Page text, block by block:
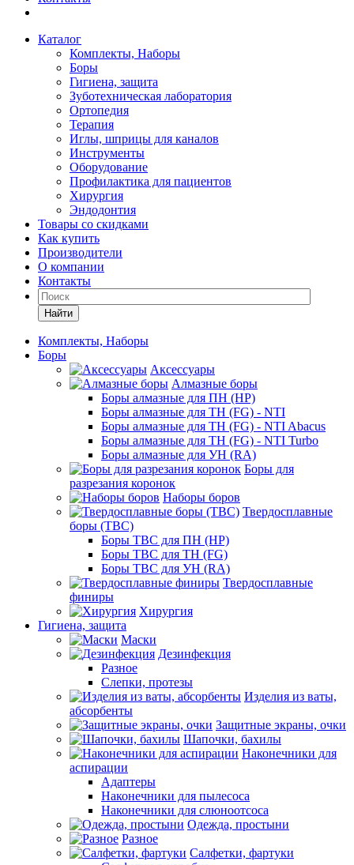
Каталог
Комплекты, Наборы
Боры
Гигиена, защита
Зуботехническая лаборатория
Ортопедия
Терапия
Иглы, шприцы для каналов
Инструменты
Оборудование
Профилактика для пациентов
Хирургия
Эндодонтия
Товары со скидками
Как купить
Производители
О компании
Контакты
Найти
Комплекты, Наборы
Боры
Аксессуары
Алмазные боры
Боры алмазные для ПН (HP)
Боры алмазные для ТН (FG) - NTI
Боры алмазные для ТН (FG) - NTI Abacus
Боры алмазные для ТН (FG) - NTI Turbo
Боры алмазные для УН (RA)
Боры для
разрезания коронок
Наборы боров
Твердосплавные
боры (ТВС)
Боры ТВС для ПН (HP)
Боры ТВС для ТН (FG)
Боры ТВС для УН (RA)
Твердосплавные
финиры
Хирургия
Гигиена, защита
Маски
Дезинфекция
Разное
Слепки, протезы
Изделия из ваты,
абсорбенты
Защитные экраны, очки
Шапочки, бахилы
Наконечники для
аспирации
Адаптеры
Наконечники для пылесоса
Наконечники для слюноотсоса
Одежда, простыни
Разное
Салфетки, фартуки